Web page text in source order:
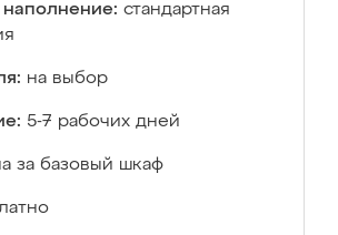
стандартная
на выбор
5-7 рабочих дней
за базовый шкаф